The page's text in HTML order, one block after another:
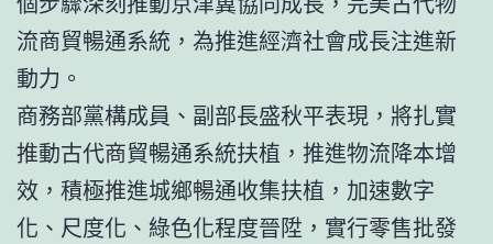
流商貿暢通系統，為推進經濟社會成長注進新
動力。
商務部黨構成員、副部長盛秋平表現，將扎實
推動古代商貿暢通系統扶植，推進物流降本增
效，積極推進城鄉暢通收集扶植，加速數字
化、尺度化、綠色化程度晉陞，實行零售批發